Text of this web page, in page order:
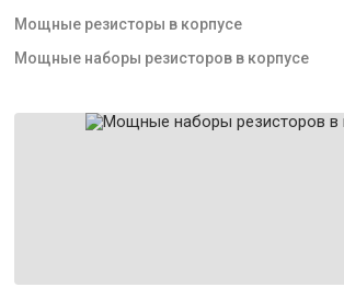
Мощные резисторы в корпусе
Мощные наборы резисторов в корпусе